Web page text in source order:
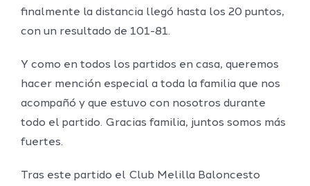
finalmente la distancia llegó hasta los 20 puntos,
con un resultado de 101-81.
Y como en todos los partidos en casa, queremos
hacer mención especial a toda la familia que nos
acompañó y que estuvo con nosotros durante
todo el partido. Gracias familia, juntos somos más
fuertes.
Tras este partido el Club Melilla Baloncesto